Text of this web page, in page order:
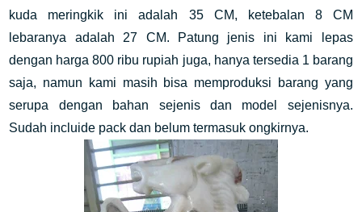
kuda meringkik ini adalah 35 CM, ketebalan 8 CM
lebaranya adalah 27 CM. Patung jenis ini kami lepas
dengan harga 800 ribu rupiah juga, hanya tersedia 1 barang
saja, namun kami masih bisa memproduksi barang yang
serupa dengan bahan sejenis dan model sejenisnya.
Sudah incluide pack dan belum termasuk ongkirnya.